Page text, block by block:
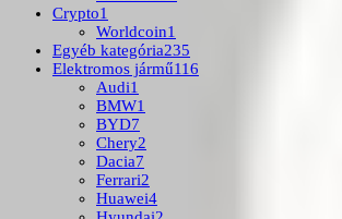
Crypto1
Worldcoin1
Egyéb kategória235
Elektromos jármű116
Audi1
BMW1
BYD7
Chery2
Dacia7
Ferrari2
Huawei4